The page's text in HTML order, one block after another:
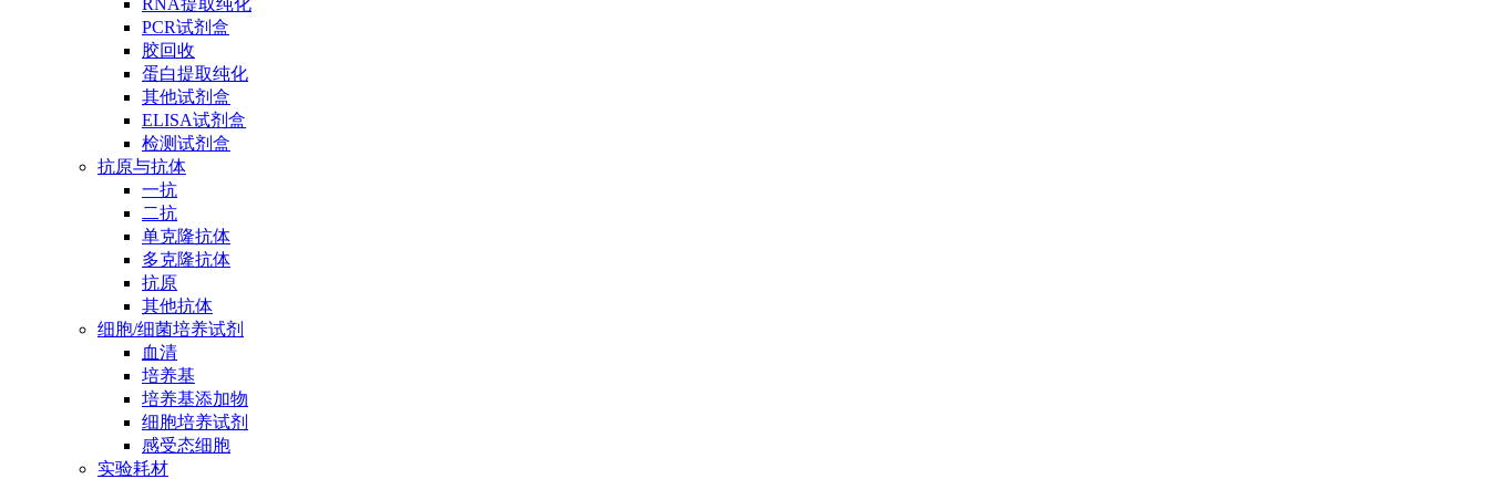
RNA提取纯化
PCR试剂盒
胶回收
蛋白提取纯化
其他试剂盒
ELISA试剂盒
检测试剂盒
抗原与抗体
一抗
二抗
单克隆抗体
多克隆抗体
抗原
其他抗体
细胞/细菌培养试剂
血清
培养基
培养基添加物
细胞培养试剂
感受态细胞
实验耗材